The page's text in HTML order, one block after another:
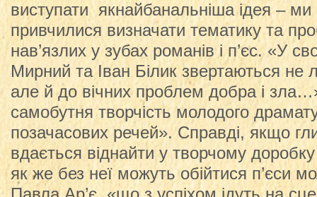
виступати якнайбанальніша ідея –
привчилися визначати тематику та
нав’язлих у зубах романів і п’єс. «У
Мирний та Іван Білик звертаються не
але й до вічних проблем добра і
самобутня творчість молодого
позачасових речей». Справді, якщо
вдається віднайти у творчому
як же без неї можуть обійтися п’єси